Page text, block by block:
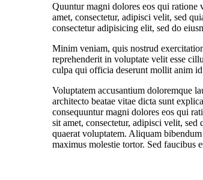
Quuntur magni dolores eos qui ratione
amet, consectetur, adipisci velit, sed
consectetur adipisicing elit, sed do
Minim veniam, quis nostrud
reprehenderit in voluptate velit esse
culpa qui officia deserunt mollit anim
Voluptatem accusantium doloremque
architecto beatae vitae dicta sunt
consequuntur magni dolores eos qui
sit amet, consectetur, adipisci velit,
quaerat voluptatem. Aliquam
maximus molestie tortor. Sed faucibus